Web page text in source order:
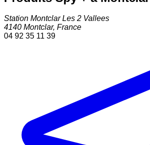
Station Montclar Les 2 Vallees
4140 Montclar, France
04 92 35 11 39